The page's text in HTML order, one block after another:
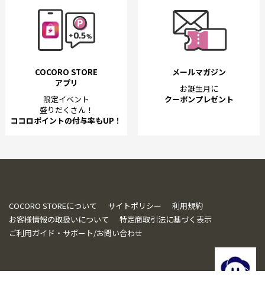
COCORO STORE
アプリ
限定イベント
盛りだくさん！
ココロポイントの付与率もUP！
メールマガジン
お誕生月に
クーポンプレゼント
COCORO STOREについて サイトポリシー
利用規約
お客様情報の取扱いについて
特定商取引法に基づく表示
ご利用ガイド・サポート/お問い合わせ